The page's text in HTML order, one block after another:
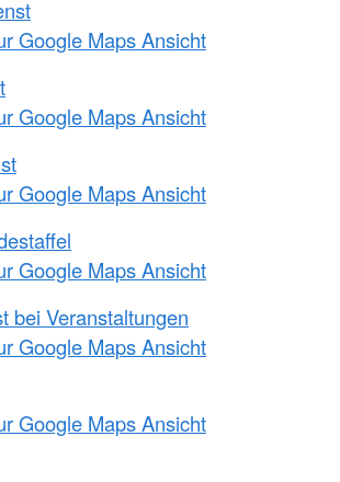
Google Maps Ansicht
Google Maps Ansicht
Google Maps Ansicht
Google Maps Ansicht
bei Veranstaltungen
Google Maps Ansicht
Google Maps Ansicht